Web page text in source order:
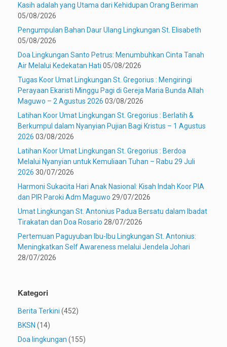
Kasih adalah yang Utama dari Kehidupan Orang Beriman
05/08/2026
Pengumpulan Bahan Daur Ulang Lingkungan St. Elisabeth
05/08/2026
Doa Lingkungan Santo Petrus: Menumbuhkan Cinta Tanah
Air Melalui Kedekatan Hati 05/08/2026
Tugas Koor Umat Lingkungan St. Gregorius : Mengiringi
Perayaan Ekaristi Minggu Pagi di Gereja Maria Bunda Allah
Maguwo – 2 Agustus 2026 03/08/2026
Latihan Koor Umat Lingkungan St. Gregorius : Berlatih &
Berkumpul dalam Nyanyian Pujian Bagi Kristus – 1 Agustus
2026 03/08/2026
Latihan Koor Umat Lingkungan St. Gregorius : Berdoa
Melalui Nyanyian untuk Kemuliaan Tuhan – Rabu 29 Juli
2026 30/07/2026
Harmoni Sukacita Hari Anak Nasional: Kisah Indah Koor PIA
dan PIR Paroki Adm Maguwo 29/07/2026
Umat Lingkungan St. Antonius Padua Bersatu dalam Ibadat
Tirakatan dan Doa Rosario 28/07/2026
Pertemuan Paguyuban Ibu-Ibu Lingkungan St. Antonius:
Meningkatkan Self Awareness melalui Jendela Johari
28/07/2026
Kategori
Berita Terkini (452)
BKSN (14)
Doa lingkungan (155)